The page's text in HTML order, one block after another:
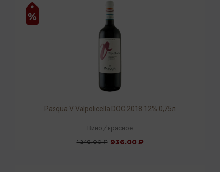
Pasqua V Valpolicella DOC 2018 12% 0,75л
Вино / красное
1 248.00 ₽ 936.00 ₽